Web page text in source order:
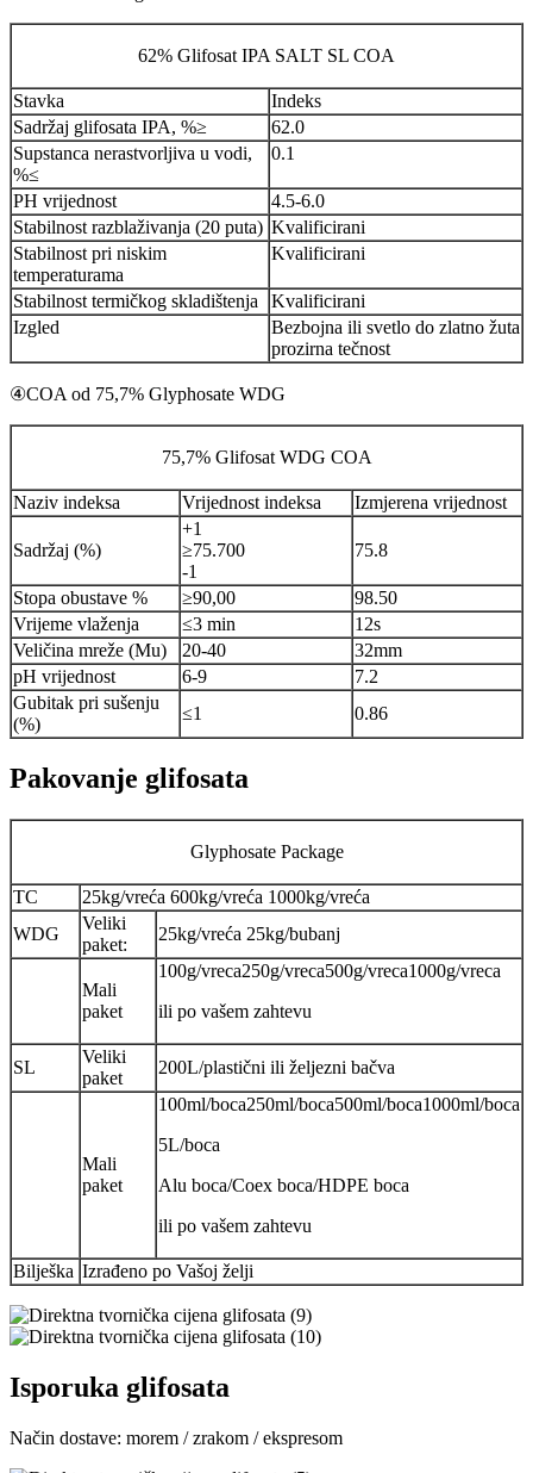
62% Glifosat IPA SALT SL COA
Stavka
Indeks
Sadržaj glifosata IPA, %≥
62.0
Supstanca nerastvorljiva u vodi,
%≤
0.1
PH vrijednost
4.5-6.0
Stabilnost razblaživanja (20 puta) Kvalificirani
Stabilnost pri niskim
temperaturama
Kvalificirani
Stabilnost termičkog skladištenja
Kvalificirani
Izgled
Bezbojna ili svetlo do zlatno žuta
prozirna tečnost
④COA od 75,7% Glyphosate WDG
75,7% Glifosat WDG COA
Naziv indeksa Vrijednost indeksa Izmjerena vrijednost
Sadržaj (%)
+1
≥75.700
-1
75.8
Stopa obustave % ≥90,00
98.50
Vrijeme vlaženja
≤3 min
12s
Veličina mreže (Mu)
20-40
32mm
pH vrijednost
6-9
7.2
Gubitak pri sušenju
(%)
≤1 0.86
Pakovanje glifosata
Glyphosate Package
TC
25kg/vreća 600kg/vreća 1000kg/vreća
WDG
Veliki
paket:
25kg/vreća 25kg/bubanj
Mali
paket
100g/vreca250g/vreca500g/vreca1000g/vreca
ili po vašem zahtevu
SL
Veliki
paket
200L/plastični ili željezni bačva
Mali
paket
100ml/boca250ml/boca500ml/boca1000ml/boca
5L/boca
Alu boca/Coex boca/HDPE boca
ili po vašem zahtevu
Bilješka Izrađeno po Vašoj želji
Isporuka glifosata
Način dostave: morem / zrakom / ekspresom